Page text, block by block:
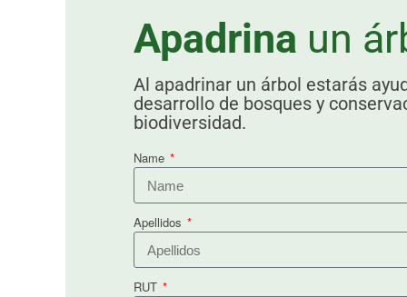
Apadrina un
Al apadrinar un árbol estarás
desarrollo de bosques y
biodiversidad.
Name
Apellidos
RUT